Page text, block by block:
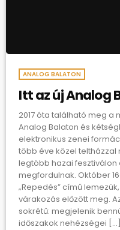
ANALOG BALATON
Itt az új Analog
2017 óta található meg a
Analog Balaton és
elektronikus zenei
több éve közel
legtöbb hazai fesztiválon
megfordulnak. Október
„Repedés” című
várakozás előzött meg.
sokrétű: megjelenik
időszakok nehézségei […]